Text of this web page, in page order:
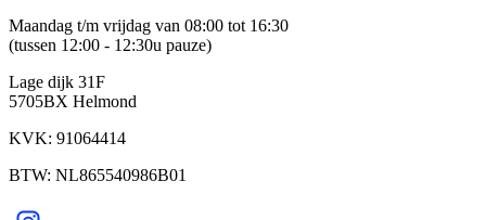
Maandag t/m vrijdag van 08:00 tot 16:30
(tussen 12:00 - 12:30u pauze)
Lage dijk 31F
5705BX Helmond
KVK: 91064414
BTW: NL865540986B01